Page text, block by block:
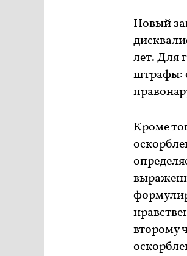
Новый
лет. Для
штрафы:
Кроме
второму